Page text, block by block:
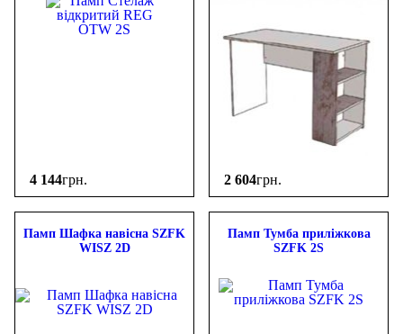
4 144грн. 2 604грн.
Памп Шафка навісна SZFK
WISZ 2D
Памп Тумба приліжкова
SZFK 2S